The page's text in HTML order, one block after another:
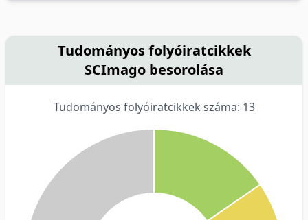
Tudományos folyóiratcikkek
SCImago besorolása
Tudományos folyóiratcikkek száma: 13